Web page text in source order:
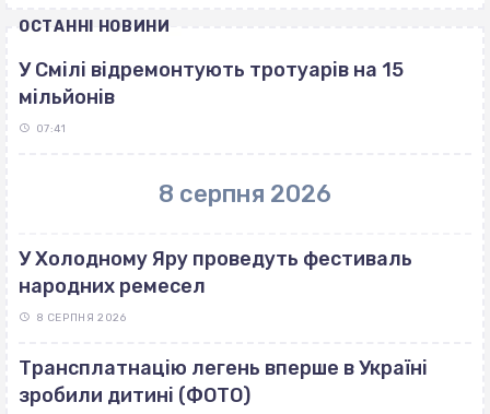
ОСТАННІ НОВИНИ
У Смілі відремонтують тротуарів на 15
мільйонів
07:41
8 серпня 2026
У Холодному Яру проведуть фестиваль
народних ремесел
8 СЕРПНЯ 2026
Трансплатнацію легень вперше в Україні
зробили дитині (ФОТО)